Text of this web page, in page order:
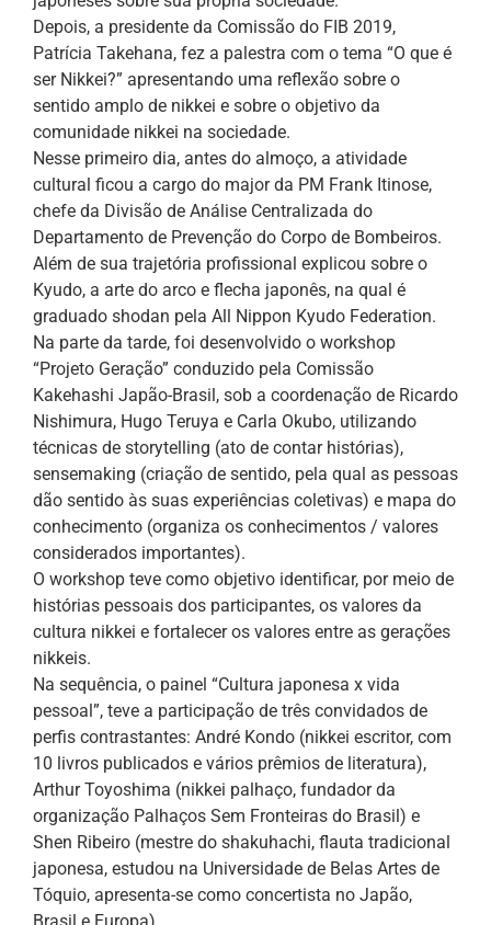
Depois, a presidente da Comissão do FIB 2019,
Patrícia Takehana, fez a palestra com o tema “O que é
ser Nikkei?” apresentando uma reflexão sobre o
sentido amplo de nikkei e sobre o objetivo da
comunidade nikkei na sociedade.
Nesse primeiro dia, antes do almoço, a atividade
cultural ficou a cargo do major da PM Frank Itinose,
chefe da Divisão de Análise Centralizada do
Departamento de Prevenção do Corpo de Bombeiros.
Além de sua trajetória profissional explicou sobre o
Kyudo, a arte do arco e flecha japonês, na qual é
graduado shodan pela All Nippon Kyudo Federation.
Na parte da tarde, foi desenvolvido o workshop
“Projeto Geração” conduzido pela Comissão
Kakehashi Japão-Brasil, sob a coordenação de Ricardo
Nishimura, Hugo Teruya e Carla Okubo, utilizando
técnicas de storytelling (ato de contar histórias),
sensemaking (criação de sentido, pela qual as pessoas
dão sentido às suas experiências coletivas) e mapa do
conhecimento (organiza os conhecimentos / valores
considerados importantes).
O workshop teve como objetivo identificar, por meio de
histórias pessoais dos participantes, os valores da
cultura nikkei e fortalecer os valores entre as gerações
nikkeis.
Na sequência, o painel “Cultura japonesa x vida
pessoal”, teve a participação de três convidados de
perfis contrastantes: André Kondo (nikkei escritor, com
10 livros publicados e vários prêmios de literatura),
Arthur Toyoshima (nikkei palhaço, fundador da
organização Palhaços Sem Fronteiras do Brasil) e
Shen Ribeiro (mestre do shakuhachi, flauta tradicional
japonesa, estudou na Universidade de Belas Artes de
Tóquio, apresenta-se como concertista no Japão,